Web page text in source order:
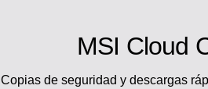
MSI Cloud
Copias de seguridad y descargas